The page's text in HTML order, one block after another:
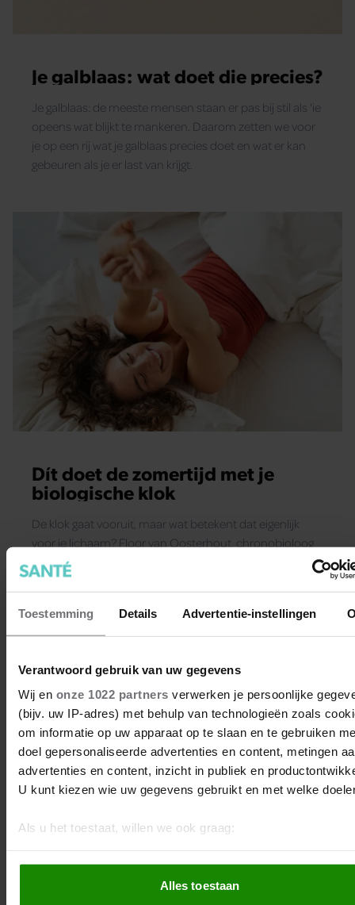
Toestemming Details Advertentie-instellingen
Verantwoord gebruik van uw gegevens
Wij en onze 1022 partners verwerken je persoonlijke
(bijv. uw IP-adres) met behulp van technologieën zoals
om informatie op uw apparaat op te slaan en te gebruiken
doel gepersonaliseerde advertenties en content, metingen
advertenties en content, inzicht in publiek en
U kunt kiezen wie uw gegevens gebruikt en met welke
Als u het toestaat, willen we ook graag:
tot een paar meter nauwkeurig kan zijn
Uw apparaat identificeren door het actief te scannen
Alles toestaan
Je galblaas: wat doet die precies?
Je galblaas: de meeste mensen staan er pas bij stil als 'ie
opeens wat blijkt te mankeren. Daarom zetten we voor
je op een rij wat je galblaas precies doet en wat er kan
gebeuren als je er last van krijgt.
Dít doet de zomertijd met je
biologische klok
De klok gaat vooruit, maar wat betekent dat eigenlijk
voor je lichaam? Floor van Oosterhout, chronobioloog
in het Zaans Medisch Centrum, vertelt aan Santé wat de
zomertijd doet met je biologische klok.
Zó wen je zo snel mogelijk aan de